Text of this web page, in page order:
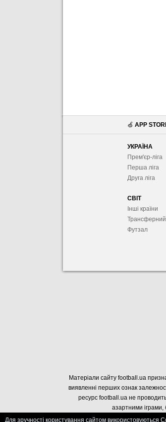
🍏 APP
УКРАЇНА
Прем'єр-ліга
Перша ліга
Друга ліга
СВІТ
Інші країни
Футзал
Матеріали сайту football.ua
виявленні перших ознак
ресурс football.ua не проводить
азартними іграми,
Для зручності користування сайтом використовуються